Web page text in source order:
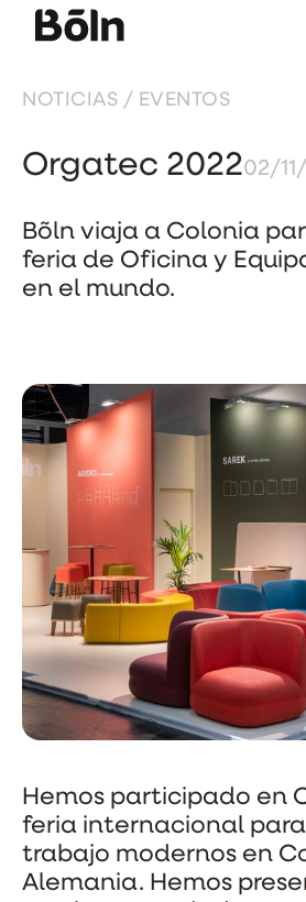
NOTICIAS / EVENTOS
Orgatec 202202/
Bõln viaja a Colonia
feria de Oficina y
en el mundo.
Hemos participado en
feria internacional
trabajo modernos en
Alemania. Hemos